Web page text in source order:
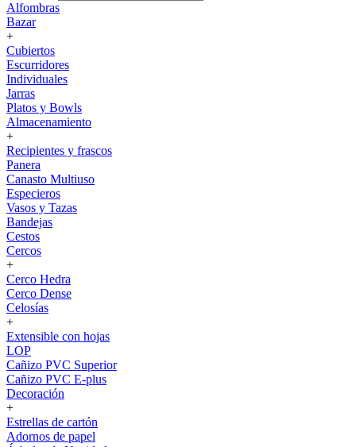
Alfombras
Bazar
+
Cubiertos
Escurridores
Individuales
Jarras
Platos y Bowls
Almacenamiento
+
Recipientes y frascos
Panera
Canasto Multiuso
Especieros
Vasos y Tazas
Bandejas
Cestos
Cercos
+
Cerco Hedra
Cerco Dense
Celosías
+
Extensible con hojas
LOP
Cañizo PVC Superior
Cañizo PVC E-plus
Decoración
+
Estrellas de cartón
Adornos de papel